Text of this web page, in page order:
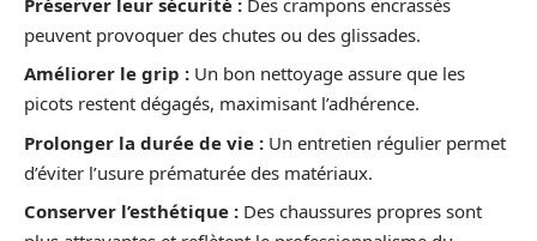
peuvent provoquer des chutes ou des glissades.
Améliorer le grip : Un bon nettoyage assure que les
picots restent dégagés, maximisant l’adhérence.
Prolonger la durée de vie : Un entretien régulier permet
d’éviter l’usure prématurée des matériaux.
Conserver l’esthétique : Des chaussures propres sont